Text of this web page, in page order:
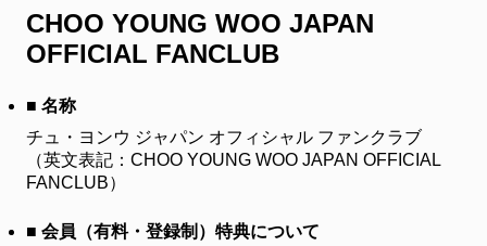
PROFILE
プロフィール
arrow_rightJOIN USarrow_right LOGIN
CHOO YOUNG WOO JAPAN
OFFICIAL FANCLUB
■ 名称
チュ・ヨンウ ジャパン オフィシャル ファンクラブ
（英文表記：CHOO YOUNG WOO JAPAN OFFICIAL
FANCLUB）
■ 会員（有料・登録制）特典について